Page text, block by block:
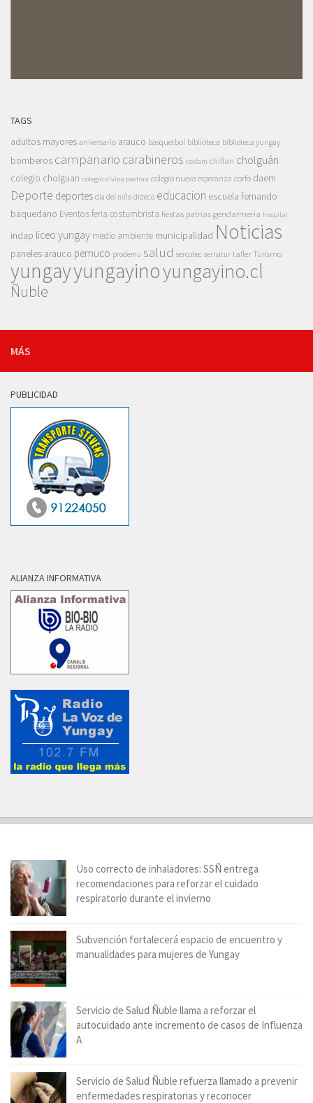
TAGS
adultos mayores aniversario arauco basquetbol biblioteca biblioteca yungay
bomberos campanario carabineros cesfam chillan cholguán
colegio cholguan colegio divina pastora colegio nueva esperanza corfo daem
Deporte deportes dia del niño dideco educacion escuela fernando
baquedano Eventosferia costumbrista fiestas patrias gendarmeria hospital
indap liceo yungay medio ambiente municipalidad Noticias
paneles arauco pemuco prodemu salud sercotec sernatur taller Turismo
yungayyungayinoyungayino.cl
Ñuble
MÁS
PUBLICIDAD
ALIANZA INFORMATIVA
Uso correcto de inhaladores: SSÑ entrega
recomendaciones para reforzar el cuidado
respiratorio durante el invierno
Subvención fortalecerá espacio de encuentro y
manualidades para mujeres de Yungay
Servicio de Salud Ñuble llama a reforzar el
autocuidado ante incremento de casos de Influenza
A
Servicio de Salud Ñuble refuerza llamado a prevenir
enfermedades respiratorias y reconocer